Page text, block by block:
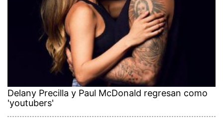
Delany Precilla y Paul McDonald regresan como
'youtubers'